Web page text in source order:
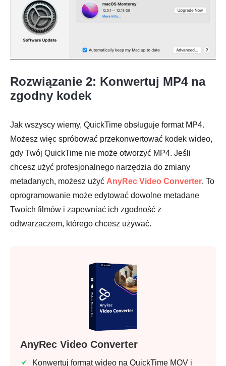
Rozwiązanie 2: Konwertuj MP4 na
zgodny kodek
Jak wszyscy wiemy, QuickTime obsługuje format MP4.
Możesz więc spróbować przekonwertować kodek wideo,
gdy Twój QuickTime nie może otworzyć MP4. Jeśli
chcesz użyć profesjonalnego narzędzia do zmiany
metadanych, możesz użyć AnyRec Video Converter. To
oprogramowanie może edytować dowolne metadane
Twoich filmów i zapewniać ich zgodność z
odtwarzaczem, którego chcesz używać.
AnyRec Video Converter
Konwertuj format wideo na QuickTime MOV i